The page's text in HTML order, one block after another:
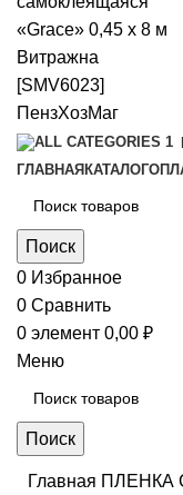
ГЛАВНАЯ КАТАЛОГ
Поиск
0 Избранное
0 Сравнить
0 элемент 0,00 ₽
Меню
Поиск
Главная ПЛЕНКА